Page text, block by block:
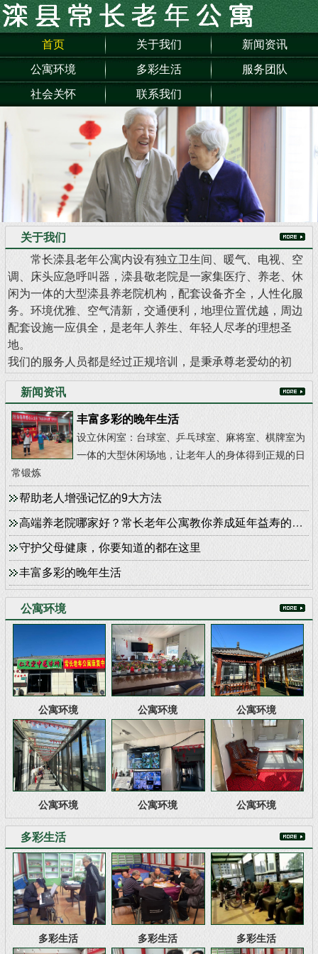
首页 关于我们 新闻资讯
公寓环境 多彩生活 服务团队
社会关怀 联系我们
关于我们
常长滦县老年公寓内设有独立卫生间、暖气、电视、空
调、床头应急呼叫器，滦县敬老院是一家集医疗、养老、休
闲为一体的大型滦县养老院机构，配套设备齐全，人性化服
务。环境优雅、空气清新，交通便利，地理位置优越，周边
配套设施一应俱全，是老年人养生、年轻人尽孝的理想圣
地。
我们的服务人员都是经过正规培训，是秉承尊老爱幼的初
衷，细致的照顾每个老人生活中的点点滴滴，在这里我们就
是一个欢乐的大家庭，有家的感觉，有亲人般的关心!心与心
的沟通，愉悦的心情，真正意义上让老年人生活舒心、安
心、顺心，让子女放心！
沉淀流金岁月，分享晚晴人生，滦县常长老年公寓是老人
心灵的港湾，是忙碌子女尽孝的坚强后盾。
地址：滦县公园
电话：18712827688
新闻资讯
丰富多彩的晚年生活
设立休闲室：台球室、乒乓球室、麻将室、棋牌室为
一体的大型休闲场地，让老年人的身体得到正规的日
常锻炼
帮助老人增强记忆的9大方法
高端养老院哪家好？常长老年公寓教你养成延年益寿的7个运动小习惯
守护父母健康，你要知道的都在这里
丰富多彩的晚年生活
公寓环境
公寓环境 公寓环境 公寓环境
公寓环境 公寓环境 公寓环境
多彩生活
多彩生活 多彩生活 多彩生活